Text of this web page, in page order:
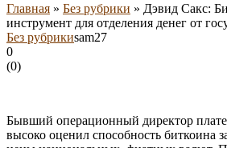
Главная » Без рубрики » Дэвид Сакс:
инструмент для отделения денег от
Без рубрикиsam27
0
(0)
Бывший операционный директор
высоко оценил способность биткоина